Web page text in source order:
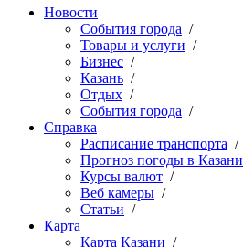
Новости
События города /
Товары и услуги /
Бизнес /
Казань /
Отдых /
События города /
Справка
Расписание транспорта /
Прогноз погоды в Казани
Курсы валют /
Веб камеры /
Статьи /
Карта
Карта Казани /